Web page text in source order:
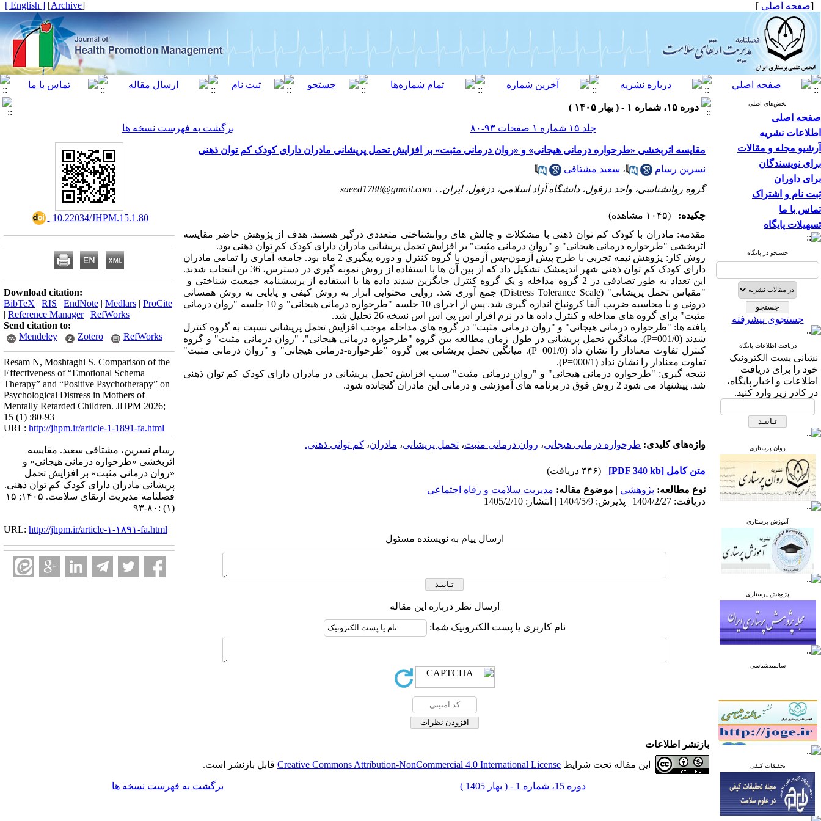
[صفحه اصلی ]
[
Archive
]
[ English ]
بخش‌های اصلی
صفحه اصلی
اطلاعات نشریه
آرشیو مجله و مقالات
برای نویسندگان
برای داوران
ثبت نام و اشتراک
تماس با ما
تسهیلات پایگاه
جستجو در پایگاه
جستجوی پیشرفته
دریافت اطلاعات پایگاه
نشانی پست الکترونیک
خود را برای دریافت
اطلاعات و اخبار پایگاه،
در کادر زیر وارد کنید.
روان پرستاری
آموزش پرستاری
پژوهش پرستاری
سالمندشناسی
تحقیقات کیفی
دوره ۱۵، شماره ۱ - ( بهار ۱۴۰۵ )
جلد ۱۵ شماره ۱ صفحات ۹۳-۸۰
برگشت به فهرست نسخه ها
مقایسه اثربخشی «طرحواره درمانی هیجانی» و «روان درمانی مثبت» بر افزایش تحمل پریشانی مادران دارای کودک کم توان ذهنی
نسرین رسام
، سعید مشتاقی
گروه روانشناسی، واحد دزفول، دانشگاه آزاد اسلامی، دزفول، ایران. ، saeed1788@gmail.com
چکیده:
(۱۰۴۵ مشاهده)
مقدمه: مادران با کودک کم توان ذهنی با مشکلات و چالش های روانشناختی متعددی درگیر هستند. هدف از پژوهش حاضر مقایسه
اثربخشی "طرحواره درمانی هیجانی" و "روان درمانی مثبت" بر افزایش تحمل پریشانی مادران دارای کودک کم توان ذهنی بود.
روش کار: پژوهش نیمه تجربی با طرح پیش آزمون-پس آزمون با گروه کنترل و دوره پیگیری 2 ماه بود. جامعه آماری را تمامی مادران
دارای کودک کم توان ذهنی شهر اندیمشک تشکیل داد که از بین آن ها با استفاده از روش نمونه گیری در دسترس، 36 تن انتخاب شدند.
این تعداد به طور تصادفی در 2 گروه مداخله و یک گروه کنترل جایگزین شدند داده ها با استفاده از پرسشنامه جمعیت شناختی و
"مقیاس تحمل پریشانی" (Distress Tolerance Scale) جمع آوری شد. روایی محتوایی ابزار به روش کیفی و پایایی به روش همسانی
درونی و با محاسبه ضریب آلفا کرونباخ اندازه گیری شد. پس از اجرای 10 جلسه "طرحواره درمانی هیجانی" و 10 جلسه "روان درمانی
مثبت" برای گروه های مداخله و کنترل داده ها در نرم افزار اس پی اس اس نسخه 26 تحلیل شد.
یافته ها: "طرحواره درمانی هیجانی" و "روان درمانی مثبت" در گروه های مداخله موجب افزایش تحمل پریشانی نسبت به گروه کنترل
شدند (001/0=P). میانگین تحمل پریشانی در طول زمان مطالعه بین گروه "طرحواره درمانی هیجانی"، "روان درمانی مثبت" و گروه
کنترل تفاوت معنادار را نشان داد (001/0=P). میانگین تحمل پریشانی بین گروه "طرحواره-درمانی هیجانی" و "روان درمانی مثبت"
تفاوت معنادار را نشان نداد (000/1=P).
نتیجه گیری: "طرحواره درمانی هیجانی" و "روان درمانی مثبت" سبب افزایش تحمل پریشانی در مادران دارای کودک کم توان ذهنی
شد. پیشنهاد می شود 2 روش فوق در برنامه های آموزشی و درمانی این مادران گنجانده شود.
واژه‌های کلیدی: طرحواره درمانی هیجانی، روان درمانی مثبت، تحمل پریشانی، مادران، کم توانی ذهنی.
متن کامل [PDF 340 kb]
(۴۴۶ دریافت)
نوع مطالعه: پژوهشي | موضوع مقاله: مدیریت سلامت و رفاه اجتماعی
دریافت: 1404/2/27 | پذیرش: 1404/5/9 | انتشار: 1405/2/10
ارسال پیام به نویسنده مسئول
ارسال نظر درباره این مقاله
نام کاربری یا پست الکترونیک شما:
‎ 10.22034/JHPM.15.1.80
Download citation:
BibTeX | RIS | EndNote | Medlars | ProCite
| Reference Manager| RefWorks
Send citation to:
Mendeley
Zotero RefWorks
Resam N, Moshtaghi S. Comparison of the
Effectiveness of “Emotional Schema
Therapy” and “Positive Psychotherapy” on
Psychological Distress in Mothers of
Mentally Retarded Children. JHPM 2026;
15 (1) :80-93
URL: http://jhpm.ir/article-1-1891-fa.html
رسام نسرین، مشتاقی سعید. مقایسه
اثربخشی «طرحواره درمانی هیجانی» و
«روان درمانی مثبت» بر افزایش تحمل
پریشانی مادران دارای کودک کم توان ذهنی.
فصلنامه مدیریت ارتقای سلامت. ۱۴۰۵; ۱۵
(۱) :۸۰-۹۳
URL: http://jhpm.ir/article-۱-۱۸۹۱-fa.html
بازنشر اطلاعات
این مقاله تحت شرایط Creative Commons Attribution-NonCommercial 4.0 International License قابل بازنشر است.
دوره 15، شماره 1 - ( بهار 1405 ) برگشت به فهرست نسخه ها